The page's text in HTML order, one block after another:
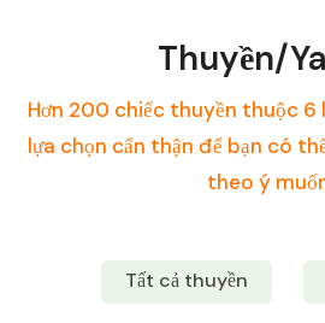
Thuyền/
Hơn 200 chiếc thuyền thuộc 6
lựa chọn cẩn thận để bạn có
theo ý
Tất cả thuyền